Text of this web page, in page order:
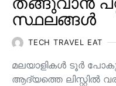
സ്ഥലങ്ങൾ
TECH TRAVEL EAT
മലയാളികൾ ടൂർ
ആദ്യത്തെ ലിസ്റ്റിൽ